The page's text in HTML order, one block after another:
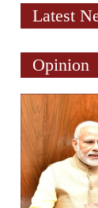
Latest
Opinion